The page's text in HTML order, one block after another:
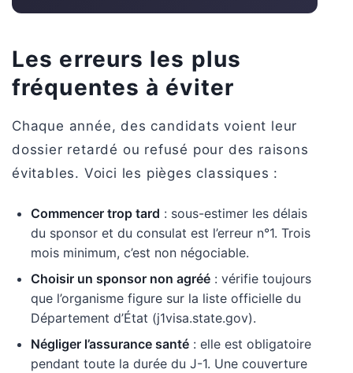
Les erreurs les plus
fréquentes à éviter
Chaque année, des candidats voient leur
dossier retardé ou refusé pour des raisons
évitables. Voici les pièges classiques :
Commencer trop tard : sous-estimer les délais
du sponsor et du consulat est l’erreur n°1. Trois
mois minimum, c’est non négociable.
Choisir un sponsor non agréé : vérifie toujours
que l’organisme figure sur la liste officielle du
Département d’État (j1visa.state.gov).
Négliger l’assurance santé : elle est obligatoire
pendant toute la durée du J-1. Une couverture